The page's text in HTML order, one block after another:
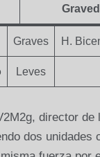
Graves H.
Leves
director
dos